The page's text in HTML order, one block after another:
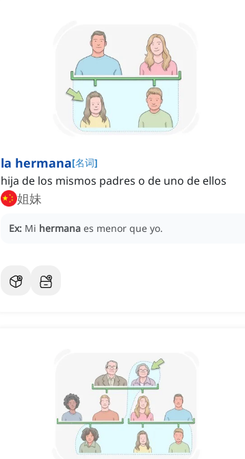
la hermana[名词]
hija de los mismos padres o de uno de ellos
姐妹
Ex: Mi hermana es menor que yo.